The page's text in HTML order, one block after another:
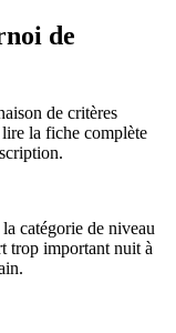
de
de critères
la fiche complète
catégorie de niveau
trop important nuit à